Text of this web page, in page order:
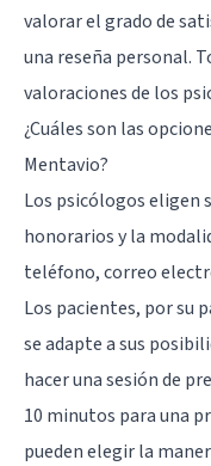
valorar el grado de
una reseña personal.
valoraciones de los
¿Cuáles son las
Mentavio?
Los psicólogos eligen
honorarios y la
teléfono, correo
Los pacientes, por su
se adapte a sus
hacer una sesión de
10 minutos para una
pueden elegir la